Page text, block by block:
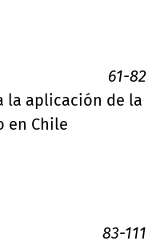
61-82
la aplicación de la
en Chile
83-111